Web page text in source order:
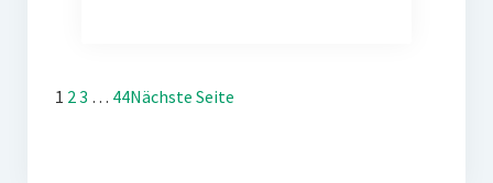
1 23 … 44Nächste Seite